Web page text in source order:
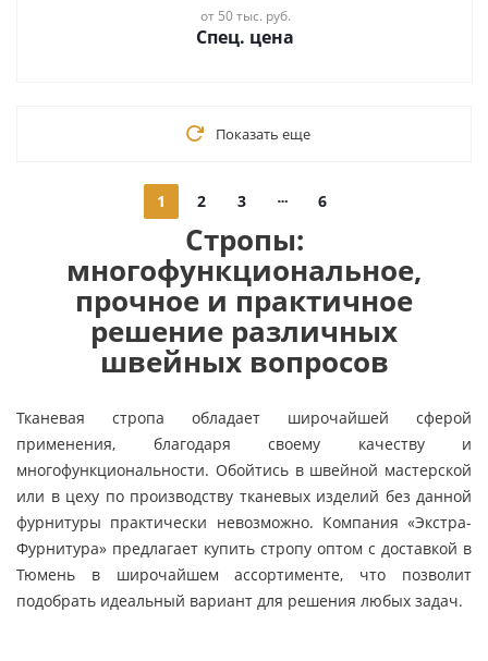
от 50 тыс. руб.
Спец. цена
Показать еще
1 2 3 6
Стропы:
многофункциональное,
прочное и практичное
решение различных
швейных вопросов
Тканевая стропа обладает широчайшей сферой
применения, благодаря своему качеству и
многофункциональности. Обойтись в швейной мастерской
или в цеху по производству тканевых изделий без данной
фурнитуры практически невозможно. Компания «Экстра-
Фурнитура» предлагает купить стропу оптом с доставкой в
Тюмень в широчайшем ассортименте, что позволит
подобрать идеальный вариант для решения любых задач.